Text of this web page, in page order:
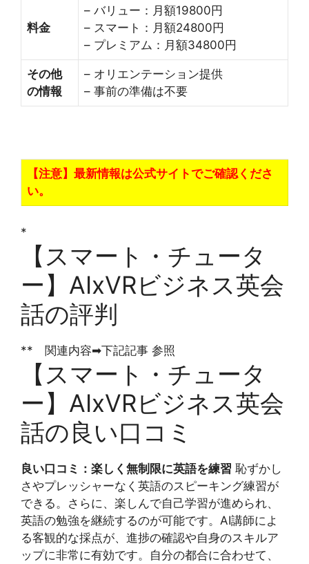
料金
– バリュー：月額19800円
– スマート：月額24800円
– プレミアム：月額34800円
その他
の情報
– オリエンテーション提供
– 事前の準備は不要
【注意】最新情報は公式サイトでご確認くださ
い。
*
【スマート・チュータ
ー】AIxVRビジネス英会
話の評判
** 関連内容➡下記記事 参照
【スマート・チュータ
ー】AIxVRビジネス英会
話の良い口コミ
良い口コミ：楽しく無制限に英語を練習 恥ずかし
さやプレッシャーなく英語のスピーキング練習が
できる。さらに、楽しんで自己学習が進められ、
英語の勉強を継続するのが可能です。AI講師によ
る客観的な採点が、進捗の確認や自身のスキルア
ップに非常に有効です。自分の都合に合わせて、